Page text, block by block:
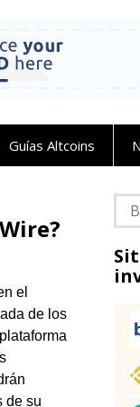
Guías Altcoins
el
de los
de su